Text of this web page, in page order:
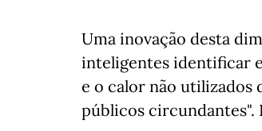
Uma inovação desta
inteligentes identificar
e o calor não utilizados
públicos circundantes".